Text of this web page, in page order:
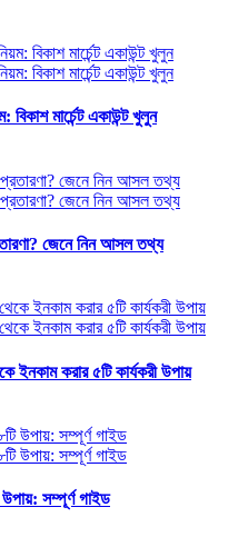
বিকাশ মার্চেন্ট একাউন্ট খুলুন
জেনে নিন আসল তথ্য
করার ৫টি কার্যকরী উপায়
উপায়: সম্পূর্ণ গাইড